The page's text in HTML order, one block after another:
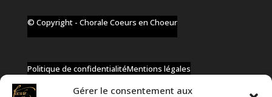
Gérer le consentement aux
© Copyright - Chorale Coeurs en Choeur
Politique de confidentialitéMentions légales